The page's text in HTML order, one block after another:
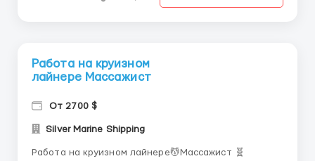
расписанию и требованиям. Поддержание чистоты ...
Работа на круизном
лайнере Массажист
От 2700 $
Silver Marine Shipping
Работа на круизном лайнере💆Массажист 🧬